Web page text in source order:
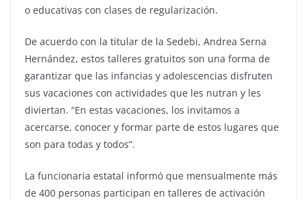
o educativas con clases de regularización.
De acuerdo con la titular de la Sedebi, Andrea Serna
Hernández, estos talleres gratuitos son una forma de
garantizar que las infancias y adolescencias disfruten
sus vacaciones con actividades que les nutran y les
diviertan. “En estas vacaciones, los invitamos a
acercarse, conocer y formar parte de estos lugares que
son para todas y todos”.
La funcionaria estatal informó que mensualmente más
de 400 personas participan en talleres de activación